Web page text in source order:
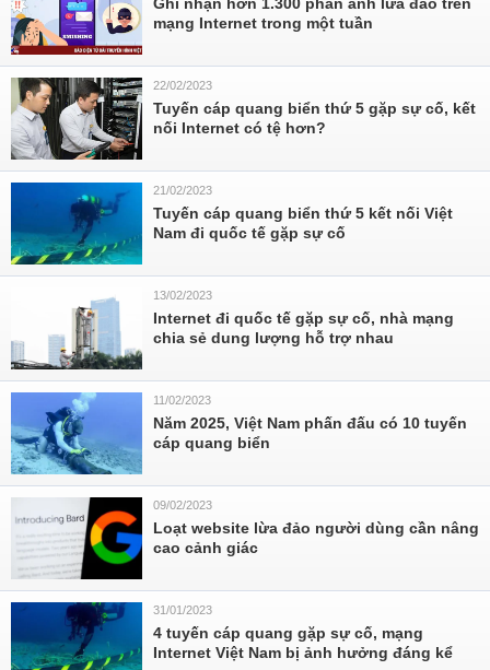
mạng Internet trong một tuần
22/02/2023
Tuyến cáp quang biển thứ 5 gặp sự cố, kết
nối Internet có tệ hơn?
21/02/2023
Tuyến cáp quang biển thứ 5 kết nối Việt
Nam đi quốc tế gặp sự cố
13/02/2023
Internet đi quốc tế gặp sự cố, nhà mạng
chia sẻ dung lượng hỗ trợ nhau
11/02/2023
Năm 2025, Việt Nam phấn đấu có 10 tuyến
cáp quang biển
09/02/2023
Loạt website lừa đảo người dùng cần nâng
cao cảnh giác
31/01/2023
4 tuyến cáp quang gặp sự cố, mạng
Internet Việt Nam bị ảnh hưởng đáng kể